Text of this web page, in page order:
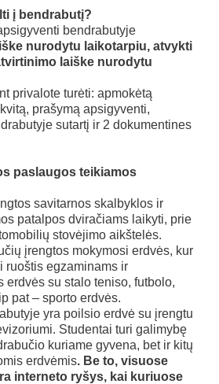
į bendrabutį?
bendrabutyje
nurodytu laikotarpiu, atvykti
laiške nurodytu
privalote turėti: apmokėtą
prašymą apsigyventi,
sutartį ir 2 dokumentines
paslaugos teikiamos
savitarnos skalbyklos ir
patalpos dviračiams laikyti, prie
stovėjimo aikštelės.
įrengtos mokymosi erdvės, kur
ruoštis egzaminams ir
erdvės su stalo teniso, futbolo,
pat – sporto erdvės.
yra poilsio erdvė su įrengtu
Studentai turi galimybę
kuriame gyvena, bet ir kitų
erdvėmis. Be to, visuose
interneto ryšys, kai kuriuose